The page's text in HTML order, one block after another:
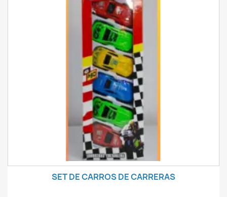
SET DE CARROS DE CARRERAS